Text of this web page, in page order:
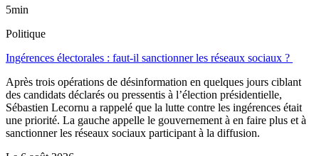
5min
Politique
Ingérences électorales : faut-il sanctionner les réseaux sociaux ?
Après trois opérations de désinformation en quelques jours ciblant
des candidats déclarés ou pressentis à l’élection présidentielle,
Sébastien Lecornu a rappelé que la lutte contre les ingérences était
une priorité. La gauche appelle le gouvernement à en faire plus et à
sanctionner les réseaux sociaux participant à la diffusion.